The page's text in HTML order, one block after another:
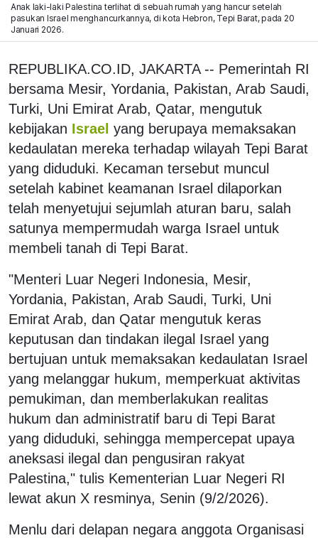
Anak laki-laki Palestina terlihat di sebuah rumah yang hancur setelah
pasukan Israel menghancurkannya, di kota Hebron, Tepi Barat, pada 20
Januari 2026.
REPUBLIKA.CO.ID, JAKARTA -- Pemerintah RI
bersama Mesir, Yordania, Pakistan, Arab Saudi,
Turki, Uni Emirat Arab, Qatar, mengutuk
kebijakan Israel yang berupaya memaksakan
kedaulatan mereka terhadap wilayah Tepi Barat
yang diduduki. Kecaman tersebut muncul
setelah kabinet keamanan Israel dilaporkan
telah menyetujui sejumlah aturan baru, salah
satunya mempermudah warga Israel untuk
membeli tanah di Tepi Barat.
"Menteri Luar Negeri Indonesia, Mesir,
Yordania, Pakistan, Arab Saudi, Turki, Uni
Emirat Arab, dan Qatar mengutuk keras
keputusan dan tindakan ilegal Israel yang
bertujuan untuk memaksakan kedaulatan Israel
yang melanggar hukum, memperkuat aktivitas
pemukiman, dan memberlakukan realitas
hukum dan administratif baru di Tepi Barat
yang diduduki, sehingga mempercepat upaya
aneksasi ilegal dan pengusiran rakyat
Palestina," tulis Kementerian Luar Negeri RI
lewat akun X resminya, Senin (9/2/2026).
Menlu dari delapan negara anggota Organisasi